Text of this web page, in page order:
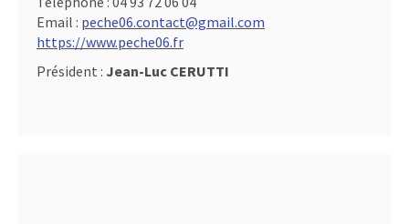
Email : peche06.contact@gmail.com
https://www.peche06.fr
Président : Jean-Luc CERUTTI